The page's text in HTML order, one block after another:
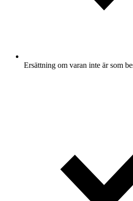
Ersättning om varan inte är som